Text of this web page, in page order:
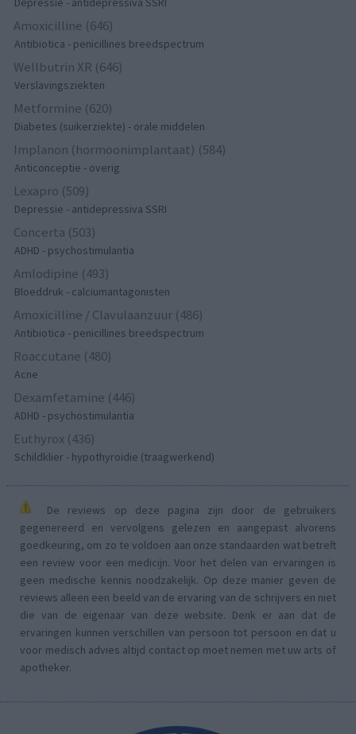
Amoxicilline (646)
Antibiotica - penicillines breedspectrum
Wellbutrin XR (646)
Verslavingsziekten
Metformine (620)
Diabetes (suikerziekte) - orale middelen
Implanon (hormoonimplantaat) (584)
Anticonceptie - overig
Lexapro (509)
Depressie - antidepressiva SSRI
Concerta (503)
ADHD - psychostimulantia
Amlodipine (493)
Bloeddruk - calciumantagonisten
Amoxicilline / Clavulaanzuur (486)
Antibiotica - penicillines breedspectrum
Roaccutane (480)
Acne
Dexamfetamine (446)
ADHD - psychostimulantia
Euthyrox (436)
Schildklier - hypothyroidie (traagwerkend)
De reviews op deze pagina zijn door de gebruikers
gegenereerd en vervolgens gelezen en aangepast alvorens
goedkeuring, om zo te voldoen aan onze standaarden wat betreft
een review voor een medicijn. Voor het delen van ervaringen is
geen medische kennis noodzakelijk. Op deze manier geven de
reviews alleen een beeld van de ervaring van de schrijvers en niet
die van de eigenaar van deze website. Denk er aan dat de
ervaringen kunnen verschillen van persoon tot persoon en dat u
voor medisch advies altijd contact op moet nemen met uw arts of
apotheker.